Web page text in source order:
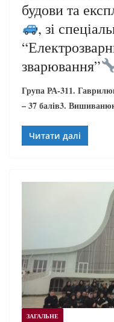
будови та
, зі
зварювання”
Група РА-311.
– 37 балів3.
Читати далі
ЗАГАЛЬНЕ